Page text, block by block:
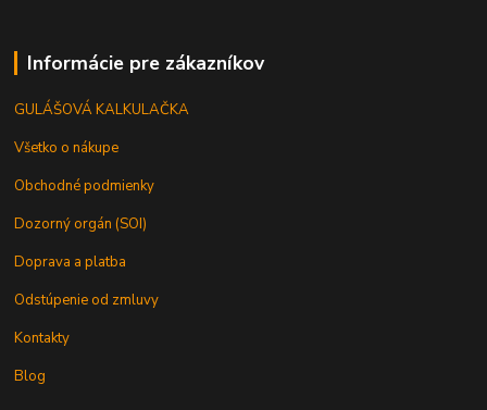
Informácie pre zákazníkov
GULÁŠOVÁ KALKULAČKA
Všetko o nákupe
Obchodné podmienky
Dozorný orgán (SOI)
Doprava a platba
Odstúpenie od zmluvy
Kontakty
Blog